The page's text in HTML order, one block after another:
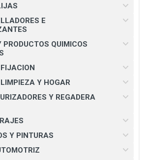
E
QUIMICOS
Y HOGAR
Y REGADERA
Y PINTURAS